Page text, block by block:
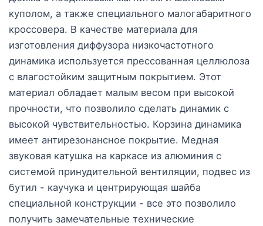
куполом, а также специального малогабаритного
кроссовера. В качестве материала для
изготовления диффузора низкочастотного
динамика используется прессованная целлюлоза
с влагостойким защитным покрытием. Этот
материал обладает малым весом при высокой
прочности, что позволило сделать динамик с
высокой чувствительностью. Корзина динамика
имеет антирезонансное покрытие. Медная
звуковая катушка на каркасе из алюминия с
системой принудительной вентиляции, подвес из
бутил - каучука и центрирующая шайба
специальной конструкции - все это позволило
получить замечательные технические